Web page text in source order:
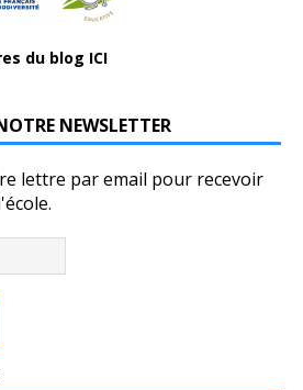
du blog ICI
NEWSLETTER
lettre par email pour recevoir